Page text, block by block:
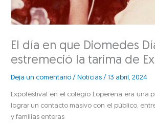
El día en que Diomedes
estremeció la tarima de
Deja un comentario / Noticias /13 abril, 2024
Expofestival en el colegio Loperena era una
lograr un contacto masivo con el público,
y familias enteras